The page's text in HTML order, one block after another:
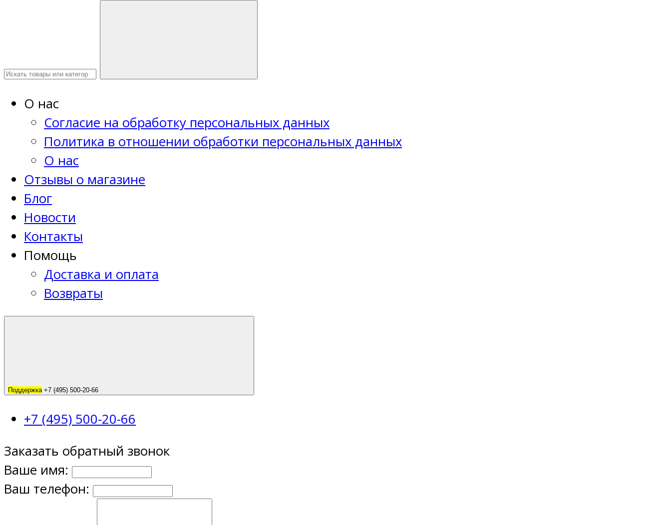
О нас
Согласие на обработку персональных данных
Политика в отношении обработки персональных данных
О нас
Отзывы о магазине
Блог
Новости
Контакты
Помощь
Доставка и оплата
Возвраты
Поддержка +7 (495) 500-20-66
+7 (495) 500-20-66
Заказать обратный звонок
Ваше имя:
Ваш телефон: